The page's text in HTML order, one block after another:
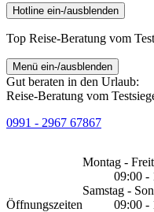
Hotline ein-/ausblenden
Top Reise-Beratung vom
Menü ein-/ausblenden
Gut beraten in den Urlaub:
Reise-Beratung vom
0991 - 2967 67867
Öffnungszeiten
Montag -
09:00 -
Samstag -
09:00 -